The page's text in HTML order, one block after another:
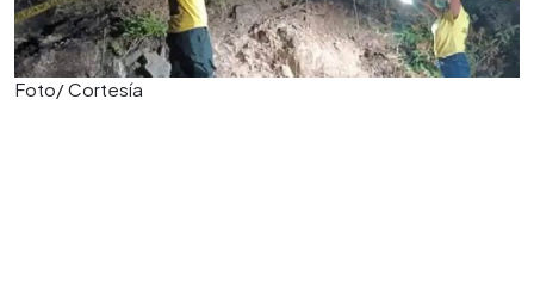
Foto/ Cortesía